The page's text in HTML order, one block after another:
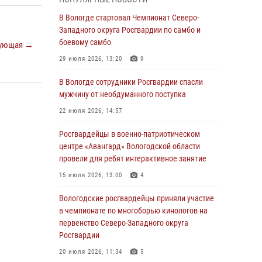
→
округа Росгвардии по спортивному и боевому
самбо
03 августа 2026, 08:54 8 1
ЗА МИНУВШУЮ НЕДЕЛЮ СОТРУДНИКАМИ
В ВОЛОГОДСКОЙ ОБЛАСТИ ЗАДЕРЖАНО 23
ПРАВОНАРУШИТЕЛЯ
02 августа 2026, 10:37
Росгвардейцы в г. Соколе задержали
несовершеннолетнего нарушителя
на питбайке
31 июля 2026, 06:43
В Вологде стартовал Чемпионат Северо-
Западного округа Росгвардии по самбо и
боевому самбо
29 июля 2026, 13:20
В Вологде стартовал Чемпионат Северо-
Западного округа Росгвардии по самбо и
боевому самбо
29 июля 2026, 13:20 9
В Вологде сотрудники Росгвардии спасли
мужчину от необдуманного поступка
22 июля 2026, 14:57
Росгвардейцы в военно-патриотическом
центре «Авангард» Вологодской области
провели для ребят интерактивное занятие
15 июля 2026, 13:00 4
Вологодские росгвардейцы приняли участие
в чемпионате по многоборью кинологов на
первенство Северо-Западного округа
Росгвардии
20 июля 2026, 11:34 5